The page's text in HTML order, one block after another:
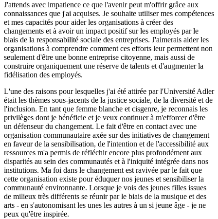
J'attends avec impatience ce que l'avenir peut m'offrir grâce aux
connaissances que j'ai acquises. Je souhaite utiliser mes compétences
et mes capacités pour aider les organisations à créer des
changements et à avoir un impact positif sur les employés par le
biais de la responsabilité sociale des entreprises. J'aimerais aider les
organisations à comprendre comment ces efforts leur permettent non
seulement d'être une bonne entreprise citoyenne, mais aussi de
construire organiquement une réserve de talents et d'augmenter la
fidélisation des employés.
L'une des raisons pour lesquelles j'ai été attirée par l'Université Adler
était les thèmes sous-jacents de la justice sociale, de la diversité et de
l'inclusion. En tant que femme blanche et cisgenre, je reconnais les
privilèges dont je bénéficie et je veux continuer à m'efforcer d'être
un défenseur du changement. Le fait d'être en contact avec une
organisation communautaire axée sur des initiatives de changement
en faveur de la sensibilisation, de l'intention et de l'accessibilité aux
ressources m'a permis de réfléchir encore plus profondément aux
disparités au sein des communautés et à l'iniquité intégrée dans nos
institutions. Ma foi dans le changement est ravivée par le fait que
cette organisation existe pour éduquer nos jeunes et sensibiliser la
communauté environnante. Lorsque je vois des jeunes filles issues
de milieux très différents se réunir par le biais de la musique et des
arts - en s'autonomisant les unes les autres à un si jeune âge - je ne
peux qu'être inspirée.